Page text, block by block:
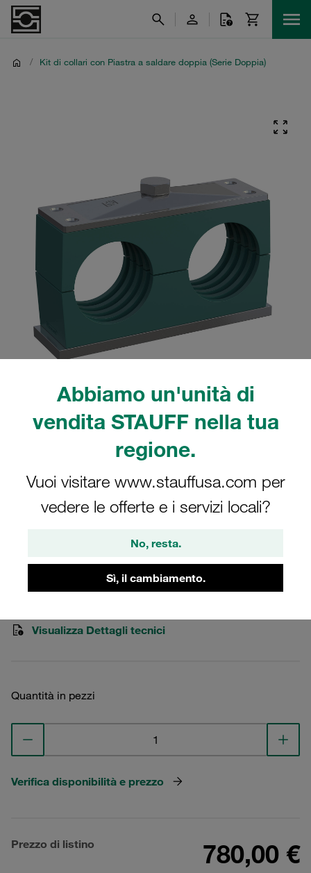
Abbiamo un'unità di
vendita STAUFF nella tua
regione.
Vuoi visitare www.stauffusa.com per
vedere le offerte e i servizi locali?
No, resta.
Sì, il cambiamento.
/ Kit di collari con Piastra a saldare doppia (Serie Doppia)
Nota: l'immagine è solo a scopo illustrativo e potrebbe differire dal prodotto
Mostra altro
Collare assemblato serie doppia
grandezza 5D Ø38mm polipropilene
W10 piastra a saldare, corta piastra di
profilato, con tensione iniziale
SP-538/38-PP-GD-AS-M-W10
Visualizza Dettagli tecnici
Quantità in pezzi
Verifica disponibilità e prezzo
Prezzo di listino 780,00 €